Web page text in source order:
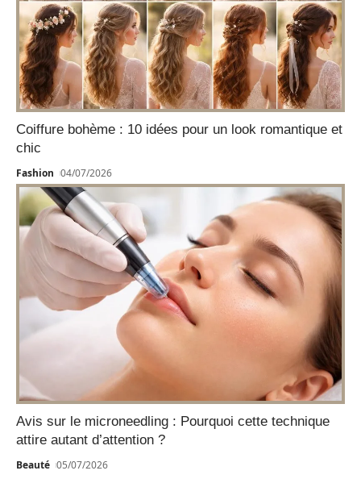
Coiffure bohème : 10 idées pour un look romantique et
chic
Fashion 04/07/2026
Avis sur le microneedling : Pourquoi cette technique
attire autant d’attention ?
Beauté 05/07/2026